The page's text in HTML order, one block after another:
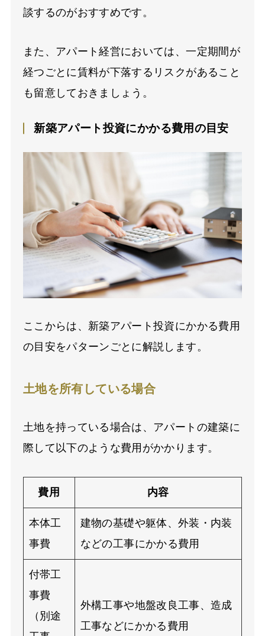
談するのがおすすめです。
また、アパート経営においては、一定期間が
経つごとに賃料が下落するリスクがあること
も留意しておきましょう。
新築アパート投資にかかる費用の目安
ここからは、新築アパート投資にかかる費用
の目安をパターンごとに解説します。
土地を所有している場合
土地を持っている場合は、アパートの建築に
際して以下のような費用がかかります。
費用 内容
本体工
事費
建物の基礎や躯体、外装・内装
などの工事にかかる費用
付帯工
事費
（別途
外構工事や地盤改良工事、造成
工事などにかかる費用